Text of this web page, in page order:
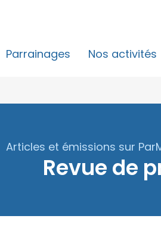
Parrainages Nos activités
Articles et émissions sur
Revue de